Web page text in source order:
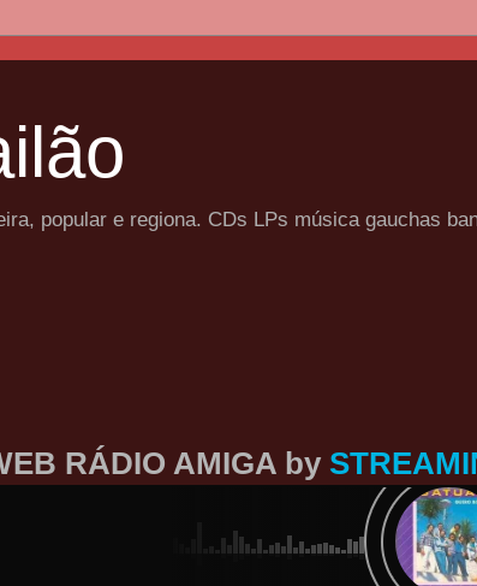
popular e regiona. CDs LPs música gauchas
RÁDIO AMIGA by